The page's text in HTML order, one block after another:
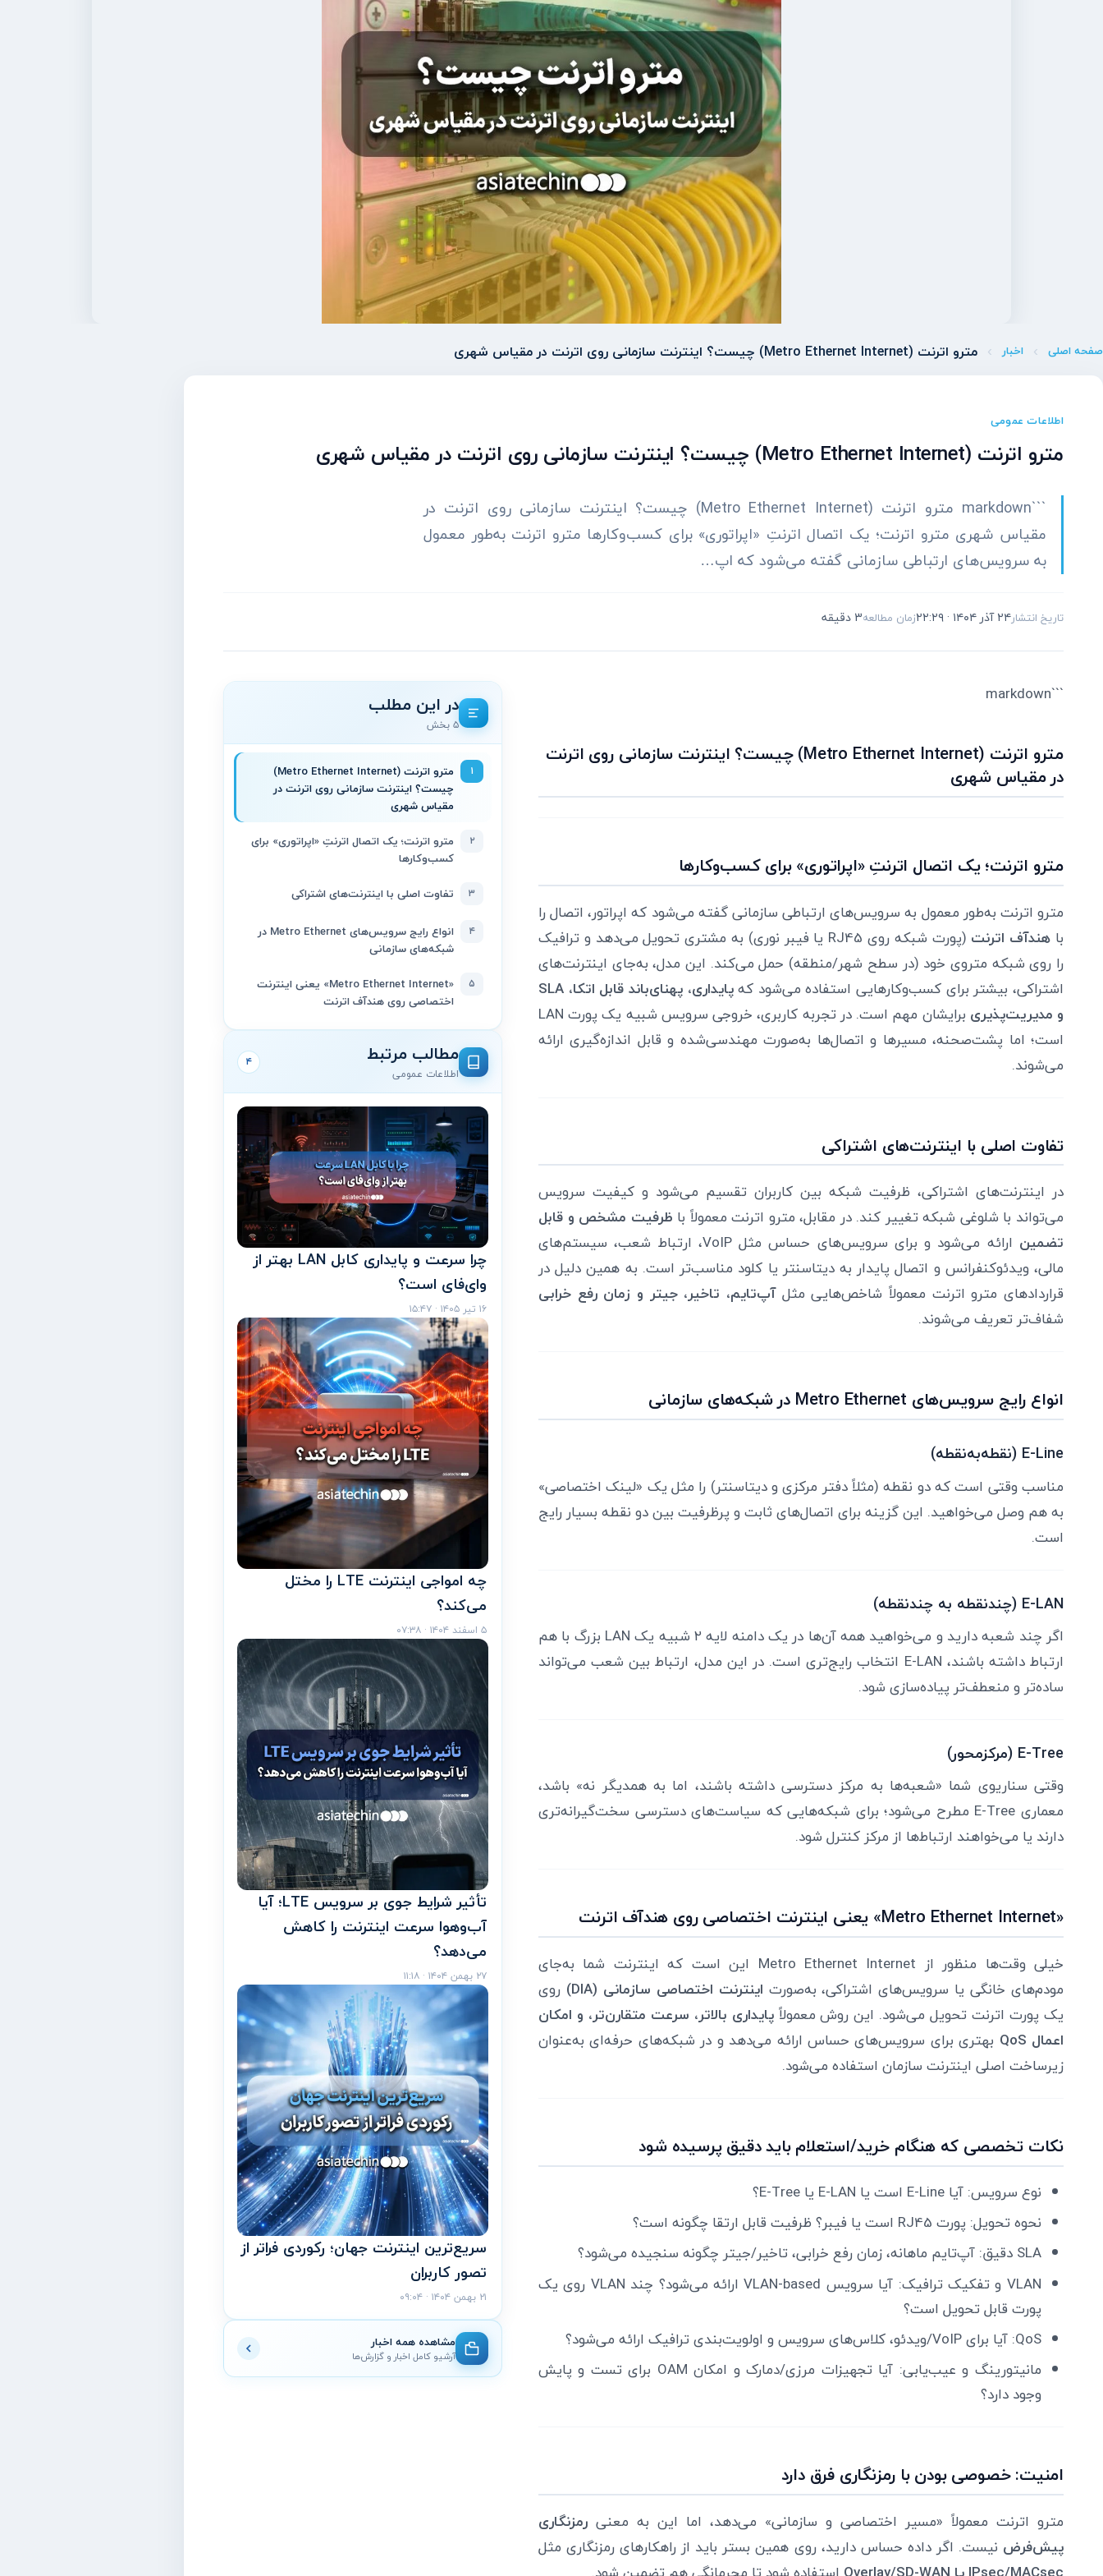
صفحه اصلی اخبار مترو اترنت (Metro Ethernet Internet) چیست؟ اینترنت سازمانی روی اترنت در مقیاس شهری
اطلاعات عمومی
مترو اترنت (Metro Ethernet Internet) چیست؟ اینترنت سازمانی روی اترنت در مقیاس شهری
```markdown مترو اترنت (Metro Ethernet Internet) چیست؟ اینترنت سازمانی روی اترنت در
مقیاس شهری مترو اترنت؛ یک اتصال اترنتِ «اپراتوری» برای کسب‌وکارها مترو اترنت به‌طور معمول
به سرویس‌های ارتباطی سازمانی گفته می‌شود که اپ…
تاریخ انتشار۲۴ آذر ۱۴۰۴ · ۲۲:۲۹ زمان مطالعه3 دقیقه
```markdown
مترو اترنت (Metro Ethernet Internet) چیست؟ اینترنت سازمانی روی اترنت
در مقیاس شهری
مترو اترنت؛ یک اتصال اترنتِ «اپراتوری» برای کسب‌وکارها
مترو اترنت به‌طور معمول به سرویس‌های ارتباطی سازمانی گفته می‌شود که اپراتور، اتصال را
با هندآف اترنت
(پورت شبکه روی RJ45 یا فیبر نوری) به مشتری تحویل می‌دهد و ترافیک
را روی شبکه متروی خود (در سطح شهر/منطقه) حمل می‌کند. این مدل، به‌جای اینترنت‌های
اشتراکی، بیشتر برای کسب‌وکارهایی استفاده می‌شود که
پایداری، پهنای‌باند قابل اتکا، SLA
و مدیریت‌پذیری
برایشان مهم است. در تجربه کاربری، خروجی سرویس شبیه یک پورت LAN
است؛ اما پشت‌صحنه، مسیرها و اتصال‌ها به‌صورت مهندسی‌شده و قابل اندازه‌گیری ارائه
می‌شوند.
تفاوت اصلی با اینترنت‌های اشتراکی
در اینترنت‌های اشتراکی، ظرفیت شبکه بین کاربران تقسیم می‌شود و کیفیت سرویس
می‌تواند با شلوغی شبکه تغییر کند. در مقابل، مترو اترنت معمولاً با ظرفیت مشخص و قابل
تضمین
ارائه می‌شود و برای سرویس‌های حساس مثل VoIP، ارتباط شعب، سیستم‌های
مالی، ویدئوکنفرانس و اتصال پایدار به دیتاسنتر یا کلود مناسب‌تر است. به همین دلیل در
قراردادهای مترو اترنت معمولاً شاخص‌هایی مثلآپ‌تایم، تاخیر، جیتر و زمان رفع خرابی
شفاف‌تر تعریف می‌شوند.
انواع رایج سرویس‌های Metro Ethernet در شبکه‌های سازمانی
E-Line (نقطه‌به‌نقطه)
مناسب وقتی است که دو نقطه (مثلاً دفتر مرکزی و دیتاسنتر) را مثل یک «لینک اختصاصی»
به هم وصل می‌خواهید. این گزینه برای اتصال‌های ثابت و پرظرفیت بین دو نقطه بسیار رایج
است.
E-LAN (چندنقطه به چندنقطه)
اگر چند شعبه دارید و می‌خواهید همه آن‌ها در یک دامنه لایه ۲ شبیه یک LAN بزرگ با هم
ارتباط داشته باشند، E-LAN انتخاب رایج‌تری است. در این مدل، ارتباط بین شعب می‌تواند
ساده‌تر و منعطف‌تر پیاده‌سازی شود.
E-Tree (مرکزمحور)
وقتی سناریوی شما «شعبه‌ها به مرکز دسترسی داشته باشند، اما به همدیگر نه» باشد،
معماری E-Tree مطرح می‌شود؛ برای شبکه‌هایی که سیاست‌های دسترسی سخت‌گیرانه‌تری
دارند یا می‌خواهند ارتباط‌ها از مرکز کنترل شود.
«Metro Ethernet Internet» یعنی اینترنت اختصاصی روی هندآف اترنت
خیلی وقت‌ها منظور از Metro Ethernet Internet این است که اینترنت شما به‌جای
مودم‌های خانگی یا سرویس‌های اشتراکی، به‌صورت اینترنت اختصاصی سازمانی (DIA)
روی
یک پورت اترنت تحویل می‌شود. این روش معمولاًپایداری بالاتر، سرعت متقارن‌تر، و امکان
اعمال QoS
بهتری برای سرویس‌های حساس ارائه می‌دهد و در شبکه‌های حرفه‌ای به‌عنوان
زیرساخت اصلی اینترنت سازمان استفاده می‌شود.
نکات تخصصی که هنگام خرید/استعلام باید دقیق پرسیده شود
نوع سرویس: آیا E-Line است یا E-LAN یا E-Tree؟
نحوه تحویل: پورت RJ45 است یا فیبر؟ ظرفیت قابل ارتقا چگونه است؟
SLA دقیق: آپ‌تایم ماهانه، زمان رفع خرابی، تاخیر/جیتر چگونه سنجیده می‌شود؟
VLAN و تفکیک ترافیک: آیا سرویس VLAN-based ارائه می‌شود؟ چند VLAN روی یک
پورت قابل تحویل است؟
QoS: آیا برای VoIP/ویدئو، کلاس‌های سرویس و اولویت‌بندی ترافیک ارائه می‌شود؟
مانیتورینگ و عیب‌یابی: آیا تجهیزات مرزی/دمارک و امکان OAM برای تست و پایش
وجود دارد؟
امنیت: خصوصی بودن با رمزنگاری فرق دارد
مترو اترنت معمولاً «مسیر اختصاصی و سازمانی» می‌دهد، اما این به معنی رمزنگاری
پیش‌فرض نیست. اگر داده حساس دارید، روی همین بستر باید از راهکارهای رمزنگاری مثل
در این مطلب
۵ بخش
۱
مترو اترنت (Metro Ethernet Internet)
چیست؟ اینترنت سازمانی روی اترنت در
مقیاس شهری
۲
مترو اترنت؛ یک اتصال اترنتِ «اپراتوری» برای
کسب‌وکارها
۳ تفاوت اصلی با اینترنت‌های اشتراکی
۴
انواع رایج سرویس‌های Metro Ethernet در
شبکه‌های سازمانی
۵
«Metro Ethernet Internet» یعنی اینترنت
اختصاصی روی هندآف اترنت
مطالب مرتبط
اطلاعات عمومی
۴
چرا سرعت و پایداری کابل LAN بهتر از
وای‌فای است؟
۱۶ تیر ۱۴۰۵ · ۱۵:۴۷
چه امواجی اینترنت LTE را مختل
می‌کند؟
۵ اسفند ۱۴۰۴ · ۰۷:۳۸
تأثیر شرایط جوی بر سرویس LTE؛ آیا
آب‌وهوا سرعت اینترنت را کاهش
می‌دهد؟
۲۷ بهمن ۱۴۰۴ · ۱۱:۱۸
سریع‌ترین اینترنت جهان؛ رکوردی فراتر از
تصور کاربران
۲۱ بهمن ۱۴۰۴ · ۰۹:۰۴
مشاهده همه اخبار
آرشیو کامل اخبار و گزارش‌ها